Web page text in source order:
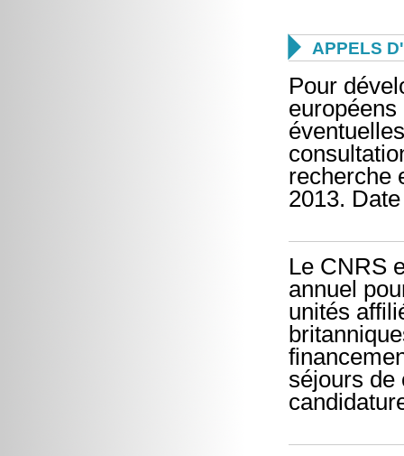
 APPELS
Pour
recherche
2013.
Le CNRS
annuel
unités
séjours de